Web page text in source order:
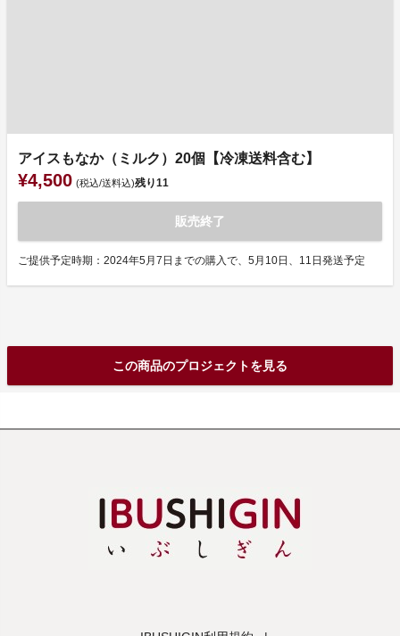
アイスもなか（ミルク）20個【冷凍送料含む】
¥4,500 (税込/送料込)残り11
販売終了
ご提供予定時期：2024年5月7日までの購入で、5月10日、11日発送予定
この商品のプロジェクトを見る